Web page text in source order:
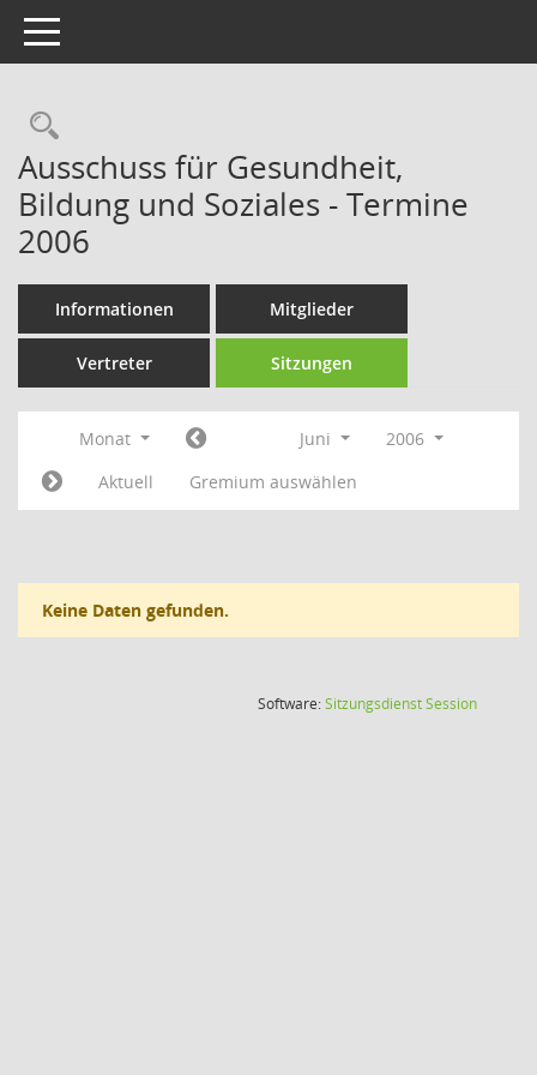
Toggle navigation
Rechercheauswahl
Ausschuss für Gesundheit,
Bildung und Soziales - Termine
2006
Informationen Mitglieder
Vertreter Sitzungen
Monat Juni
2006
Aktuell
Gremium auswählen
Keine Daten gefunden.
Software:SitzungsdienstSession(Wird in